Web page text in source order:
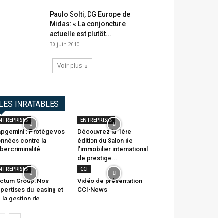
Paulo Solti, DG Europe de
Midas: « La conjoncture
actuelle est plutôt...
30 juin 2010
Voir plus
LES INRATABLES
: Protège vos
contre la
ENTREPRISES
Découvrez la 1ère
édition du Salon de
l’immobilier international
de prestige...
Group: Nos
du leasing et
la gestion de...
CCI
Vidéo de présentation
CCI-News